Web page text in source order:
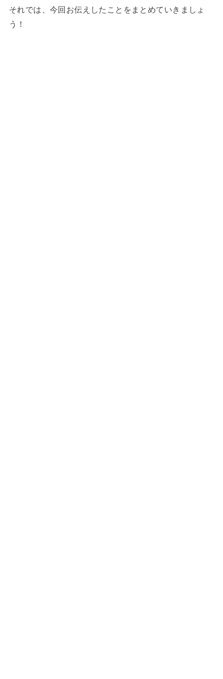
それでは、今回お伝えしたことをまとめていきましょ
う！